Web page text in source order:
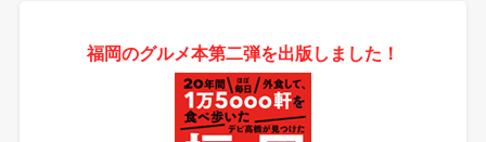
福岡のグルメ本第二弾を出版しました！